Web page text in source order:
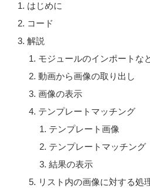
はじめに
コード
解説
モジュールのインポートな
動画から画像の取り出し
画像の表示
テンプレートマッチング
テンプレート画像
テンプレートマッチング
結果の表示
リスト内の画像に対する処